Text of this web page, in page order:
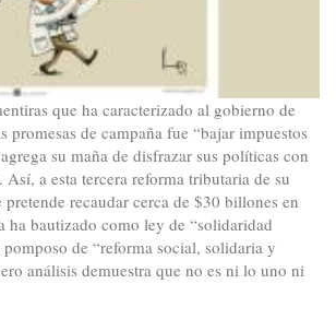
que ha caracterizado al gobierno de
promesas de campaña fue “bajar impuestos
su maña de disfrazar sus políticas con
Así, a esta tercera reforma tributaria de su
recaudar cerca de $30 billones en
ha bautizado como ley de “solidaridad
de “reforma social, solidaria y
análisis demuestra que no es ni lo uno ni